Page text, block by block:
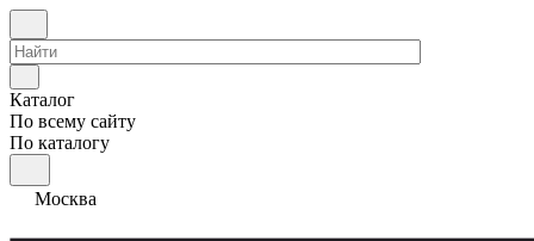
Каталог
По всему сайту
По каталогу
Москва